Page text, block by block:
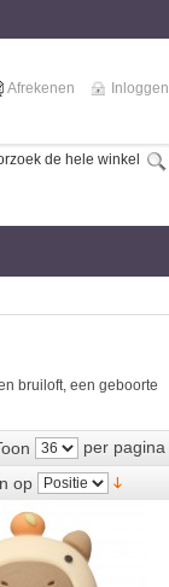
Afrekenen Inloggen
bruiloft, een geboorte
per pagina
op